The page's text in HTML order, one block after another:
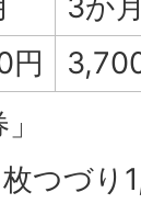
円
つづり